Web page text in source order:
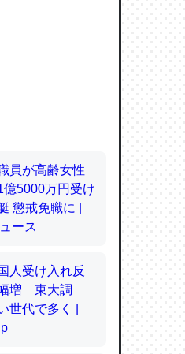
う「ずっと前
するほど分かり
仮説